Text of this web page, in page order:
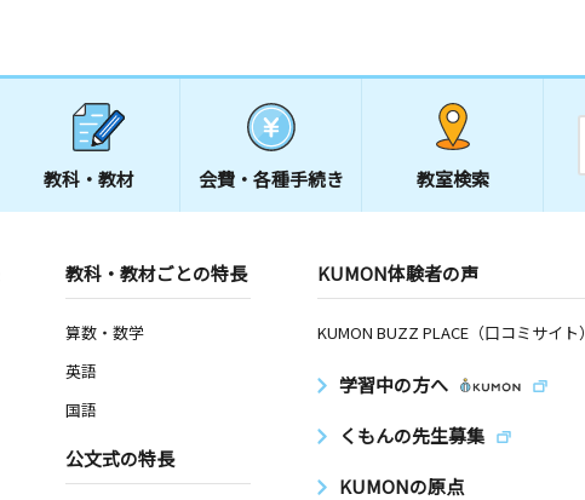
教科・教材 会費・ 各種手続き 教室検索
教科・教材ごとの特長
算数・数学
英語
国語
公文式の特長
KUMON体験者の声
KUMON BUZZ PLACE（口コミサイト）
学習中の方へ
くもんの先生募集
KUMONの原点